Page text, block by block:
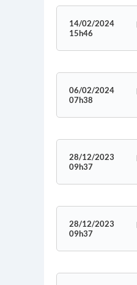
14/02/2024
15h46
06/02/2024
07h38
28/12/2023
09h37
28/12/2023
09h37